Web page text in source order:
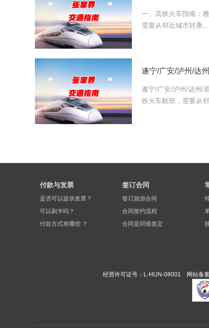
一、高铁火车指南：
需要从邻近城市转乘
遂宁/广安/泸州/达州/
铁火车航班，需要从
付款与发票
是否可以提供发票？
可以刷卡吗？
付款方式有哪些 ？
签订合同
签订旅游合同
合同签约流程
合同是同谁签定
经营许可证号：L-HUN-08001 网站备